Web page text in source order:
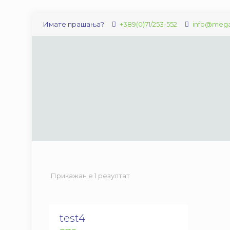
Имате прашања? +389(0)71/253-552
Прикажан е 1 резултат
test4